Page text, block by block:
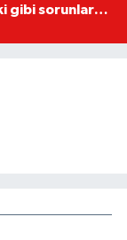
gibi sorunlara